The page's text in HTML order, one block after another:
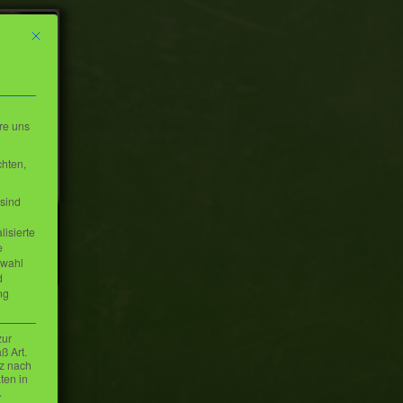
Mit diesem Button wird der Dialog geschlossen. Seine Funktionalität ist
uns
Art.
nach
in